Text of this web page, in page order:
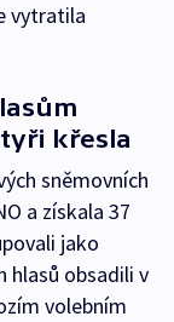
vytratila
křesla
sněmovních
a získala 37
jako
hlasů obsadili v
volebním